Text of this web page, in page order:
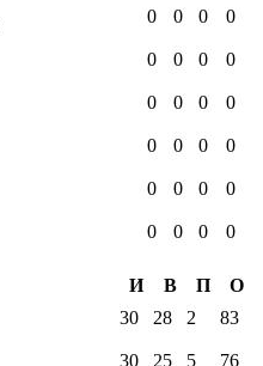
0 0 0 0
0 0 0 0
0 0 0 0
0 0 0 0
0 0 0 0
0 0 0
0
И В П
О
30 28 2 83
30 25 5 76